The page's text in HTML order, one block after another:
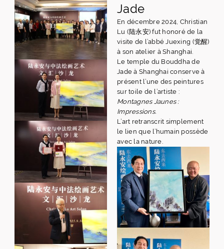
Jade
En décembre 2024, Christian
Lu (陆永安) fut honoré de la
visite de l’abbé Juexing (觉醒)
à son atelier à Shanghai.
Le temple du Bouddha de
Jade à Shanghai conserve à
présent l’une des peintures
sur toile de l’artiste :
Montagnes Jaunes :
Impressions.
L’art retranscrit simplement
le lien que l’humain possède
avec la nature.